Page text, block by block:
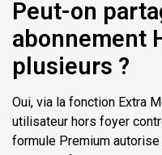
Peut-on
abonnement
plusieurs ?
Oui, via la fonction Extra
utilisateur hors foyer
formule Premium